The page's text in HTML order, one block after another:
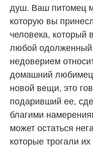
душ. Ваш питомец
которую вы
человека, который
любой одолженный
недоверием
домашний любимец
новой вещи, это
подаривший ее,
благими
может остаться
которые трогали